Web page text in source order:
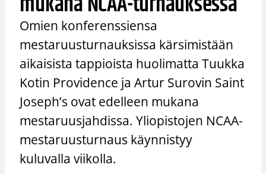
Omien konferenssiensa
mestaruusturnauksissa kärsimistään
aikaisista tappioista huolimatta Tuukka
Kotin Providence ja Artur Surovin Saint
Joseph’s ovat edelleen mukana
mestaruusjahdissa. Yliopistojen NCAA-
mestaruusturnaus käynnistyy
kuluvalla viikolla.